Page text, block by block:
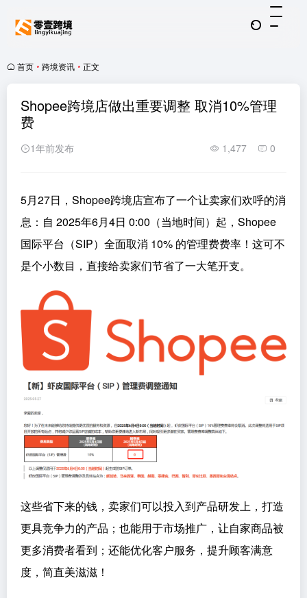
首页 • 跨境资讯 • 正文
Shopee跨境店做出重要调整 取消10%管理
费
1年前发布 1,477 0
5月27日，Shopee跨境店宣布了一个让卖家们欢呼的消
息：自 2025年6月4日 0:00（当地时间）起，Shopee
国际平台（SIP）全面取消 10% 的管理费费率！这可不
是个小数目，直接给卖家们节省了一大笔开支。
这些省下来的钱，卖家们可以投入到产品研发上，打造
更具竞争力的产品；也能用于市场推广，让自家商品被
更多消费者看到；还能优化客户服务，提升顾客满意
度，简直美滋滋！